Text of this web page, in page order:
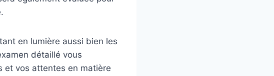
en lumière aussi bien les
détaillé vous
et vos attentes en matière